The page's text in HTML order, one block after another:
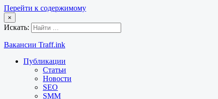
Перейти к содержимому
×
Искать:
Вакансии Traff.ink
Публикации
Статьи
Новости
SEO
SMM